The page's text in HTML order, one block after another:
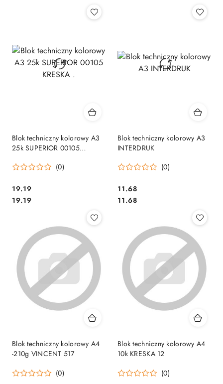
Blok techniczny kolorowy A3
25k SUPERIOR 00105
(0)
Cena:
19.19
Cena:
19.19
Blok techniczny kolorowy A3
INTERDRUK
(0)
Cena:
11.68
Cena:
11.68
Blok techniczny kolorowy A4
-210g VINCENT 517
(0)
Blok techniczny kolorowy A4
10k KRESKA 12
(0)